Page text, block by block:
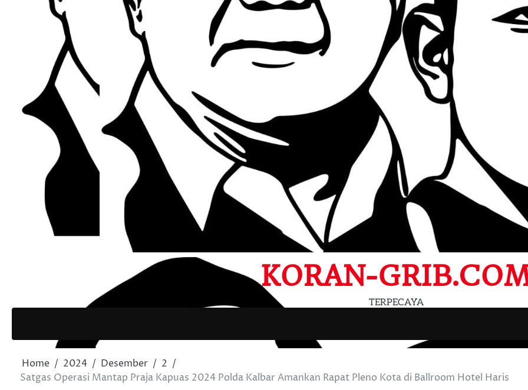
KORAN-
TERPECAYA
Home 2024 Desember
2
Satgas Operasi Mantap Praja Kapuas 2024 Polda Kalbar Amankan Rapat Pleno Kota di Ballroom Hotel Haris